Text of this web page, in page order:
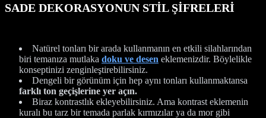
SADE DEKORASYONUN STİL ŞİFRELERİ
Natürel tonları bir arada kullanmanın en etkili silahlarından
biri temanıza mutlaka doku ve desen eklemenizdir. Böylelikle
konseptinizi zenginleştirebilirsiniz.
Dengeli bir görünüm için hep aynı tonları kullanmaktansa
farklı ton geçişlerine yer açın.
Biraz kontrastlık ekleyebilirsiniz. Ama kontrast eklemenin
kuralı bu tarz bir temada parlak kırmızılar ya da mor gibi